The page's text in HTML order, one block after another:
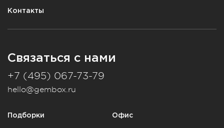
Контакты
Связаться с нами
+7 (495) 067-73-79
hello@gembox.ru
Подборки Офис